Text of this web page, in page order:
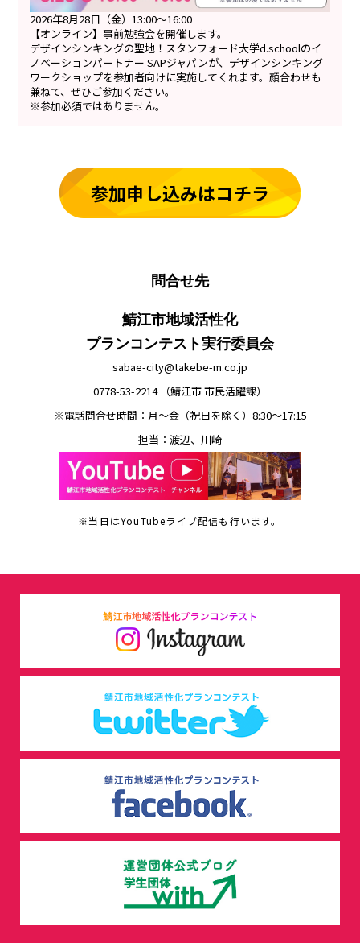
2026年8月28日（金）13:00～16:00
【オンライン】事前勉強会を開催します。
デザインシンキングの聖地！スタンフォード大学d.schoolのイ
ノベーションパートナー SAPジャパンが、デザインシンキング
ワークショップを参加者向けに実施してくれます。顔合わせも
兼ねて、ぜひご参加ください。
※参加必須ではありません。
参加申し込みはコチラ
問合せ先
鯖江市地域活性化
プランコンテスト実行委員会
sabae-city@takebe-m.co.jp
0778-53-2214 （鯖江市 市民活躍課）
※電話問合せ時間：月～金（祝日を除く）8:30～17:15
担当：渡辺、川崎
※当日はYouTubeライブ配信も行います。